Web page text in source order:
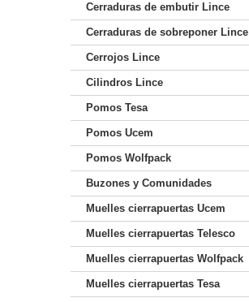
Cerraduras de embutir Lince
Cerraduras de sobreponer Lince
Cerrojos Lince
Cilindros Lince
Pomos Tesa
Pomos Ucem
Pomos Wolfpack
Buzones y Comunidades
Muelles cierrapuertas Ucem
Muelles cierrapuertas Telesco
Muelles cierrapuertas Wolfpack
Muelles cierrapuertas Tesa